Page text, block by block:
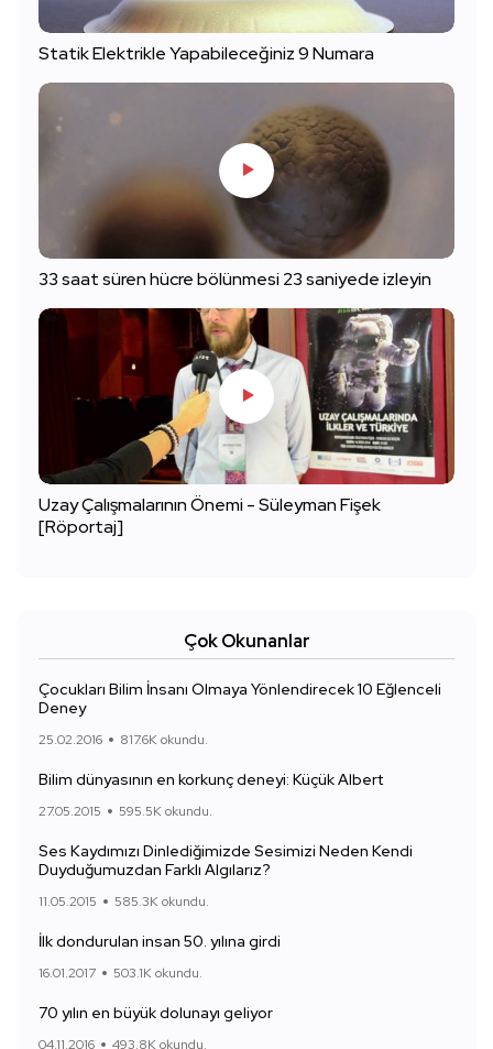
Statik Elektrikle Yapabileceğiniz 9 Numara
33 saat süren hücre bölünmesi 23 saniyede izleyin
Uzay Çalışmalarının Önemi - Süleyman Fişek
[Röportaj]
Çok Okunanlar
Çocukları Bilim İnsanı Olmaya Yönlendirecek 10 Eğlenceli
Deney
25.02.2016 817.6K okundu.
Bilim dünyasının en korkunç deneyi: Küçük Albert
27.05.2015 595.5K okundu.
Ses Kaydımızı Dinlediğimizde Sesimizi Neden Kendi
Duyduğumuzdan Farklı Algılarız?
11.05.2015 585.3K okundu.
İlk dondurulan insan 50. yılına girdi
16.01.2017 503.1K okundu.
70 yılın en büyük dolunayı geliyor
04.11.2016 493.8K okundu.